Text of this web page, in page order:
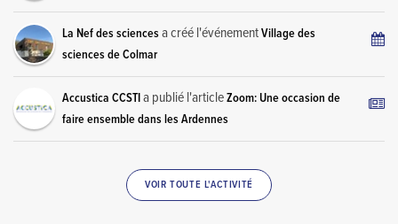
La Nef des sciences a créé l'événementVillage des
sciences de Colmar
Accustica CCSTIa publié l'articleZoom: Une occasion de
faire ensemble dans les Ardennes
VOIR TOUTE L'ACTIVITÉ